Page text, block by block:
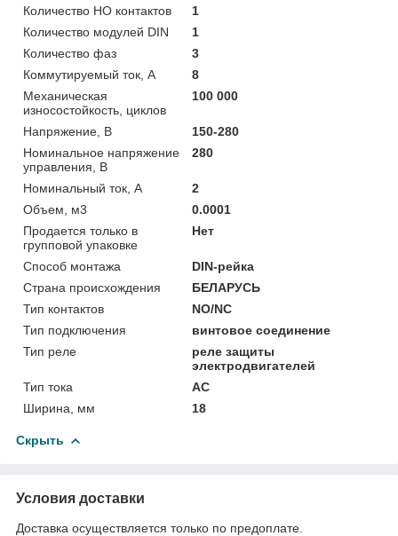
Количество НО контактов
1
Количество модулей DIN
1
Количество фаз
3
Коммутируемый ток, А
8
Механическая
износостойкость, циклов
100 000
Напряжение, В
150-280
Номинальное напряжение
управления, В
280
Номинальный ток, А
2
Объем, м3
0.0001
Продается только в
групповой упаковке
Нет
Способ монтажа
DIN-рейка
Страна происхождения
БЕЛАРУСЬ
Тип контактов
NO/NC
Тип подключения
винтовое соединение
Тип реле
реле защиты
электродвигателей
Тип тока
AC
Ширина, мм
18
Скрыть
Условия доставки
Доставка осуществляется только по предоплате.